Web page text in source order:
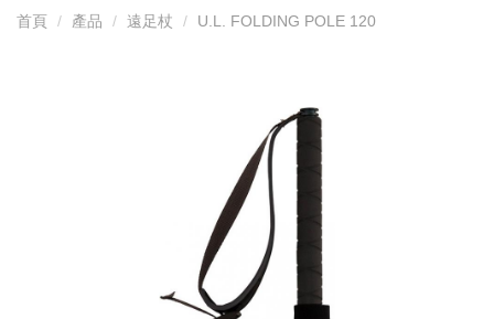
首頁 產品 遠足杖 U.L. FOLDING POLE 120